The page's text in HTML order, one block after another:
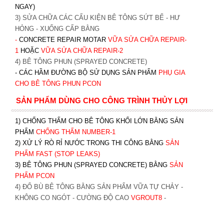
NGAY)
3) SỬA CHỮA CÁC CẤU KIỆN BÊ TÔNG SỨT BỂ - HƯ
HỎNG - XUỐNG CẤP BẰNG
- CONCRETE REPAIR MOTAR VỮA SỬA CHỮA REPAIR-
1 HOẶC VỮA SỬA CHỮA REPAIR-2
4) BÊ TÔNG PHUN (SPRAYED CONCRETE)
- CÁC HẦM ĐƯỜNG BỘ SỬ DỤNG SẢN PHẨM PHỤ GIA
CHO BÊ TÔNG PHUN PCON
SẢN PHẨM DÙNG CHO CÔNG TRÌNH THỦY LỢI
1) CHỐNG THẤM CHO BÊ TÔNG KHỐI LỚN BẰNG SẢN
PHẨM CHỐNG THẤM NUMBER-1
2) XỬ LÝ RÒ RỈ NƯỚC TRONG THI CÔNG BẰNG SẢN
PHẨM FAST (STOP LEAKS)
3) BÊ TÔNG PHUN (SPRAYED CONCRETE) BẰNG SẢN
PHẨM PCON
4) ĐỔ BÙ BÊ TÔNG BẰNG SẢN PHẨM VỮA TỰ CHẢY -
KHÔNG CO NGÓT - CƯỜNG ĐỘ CAO VGROUT8-